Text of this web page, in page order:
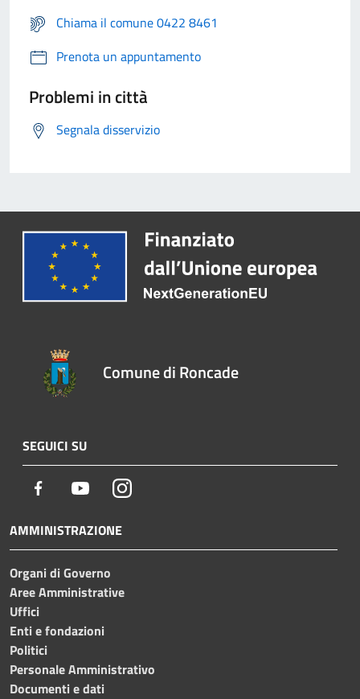
Chiama il comune 0422 8461
Prenota un appuntamento
Problemi in città
Segnala disservizio
Comune di Roncade
SEGUICI SU
Facebook YoutubeInstagram
AMMINISTRAZIONE
Organi di Governo
Aree Amministrative
Uffici
Enti e fondazioni
Politici
Personale Amministrativo
Documenti e dati